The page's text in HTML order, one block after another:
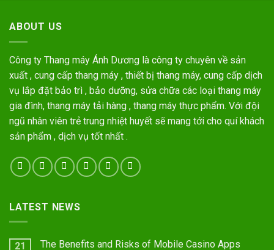
ABOUT US
Công ty Thang máy Ánh Dương là công ty chuyên về sản
xuất , cung cấp thang máy , thiết bị thang máy, cung cấp dịch
vụ lắp đặt bảo trì , bảo dưỡng, sửa chữa các loại thang máy
gia đình, thang máy tải hàng , thang máy thực phẩm. Với đội
ngũ nhân viên trẻ trung nhiệt huyết sẽ mang tới cho quí khách
sản phẩm , dịch vụ tốt nhất .
LATEST NEWS
21 The Benefits and Risks of Mobile Casino Apps